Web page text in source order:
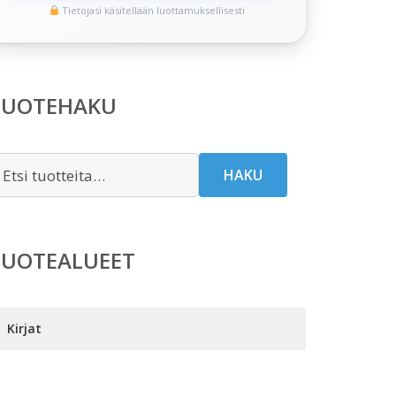
Tietojasi käsitellään luottamuksellisesti
HAKU
Kirjat